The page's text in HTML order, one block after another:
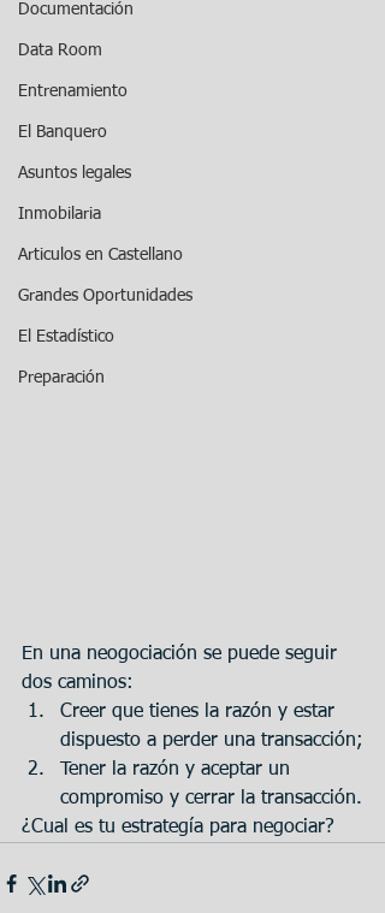
Documentación
Data Room
Entrenamiento
El Banquero
Asuntos legales
Inmobilaria
Articulos en Castellano
Grandes Oportunidades
El Estadístico
Preparación
En una neogociación se puede seguir
dos caminos:
Creer que tienes la razón y estar
dispuesto a perder una transacción;
Tener la razón y aceptar un
compromiso y cerrar la transacción.
¿Cual es tu estrategía para negociar?